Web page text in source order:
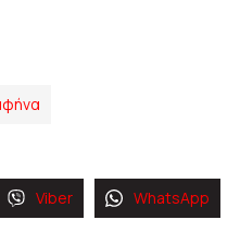
Viber WhatsApp